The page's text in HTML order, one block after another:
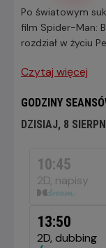
Po światowym
film Spider-Man:
rozdział w życiu
Czytaj więcej
GODZINY
DZISIAJ, 8
SIERPNIA
2026
10:45
2D, napisy
13:50
2D, dubbing